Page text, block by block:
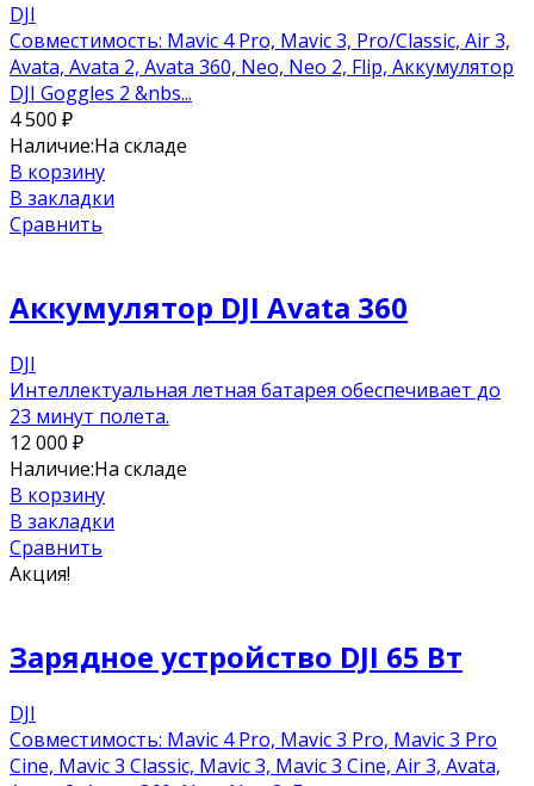
DJI
Совместимость: Mavic 4 Pro, Mavic 3, Pro/Classic, Air 3,
Avata, Avata 2, Avata 360, Neo, Neo 2, Flip, Аккумулятор
DJI Goggles 2 &nbs...
4 500 ₽
Наличие:На складе
В корзину
В закладки
Сравнить
Аккумулятор DJI Avata 360
DJI
Интеллектуальная летная батарея обеспечивает до
23 минут полета.
12 000 ₽
Наличие:На складе
В корзину
В закладки
Сравнить
Акция!
Зарядное устройство DJI 65 Вт
DJI
Совместимость: Mavic 4 Pro, Mavic 3 Pro, Mavic 3 Pro
Cine, Mavic 3 Classic, Mavic 3, Mavic 3 Cine, Air 3, Avata,